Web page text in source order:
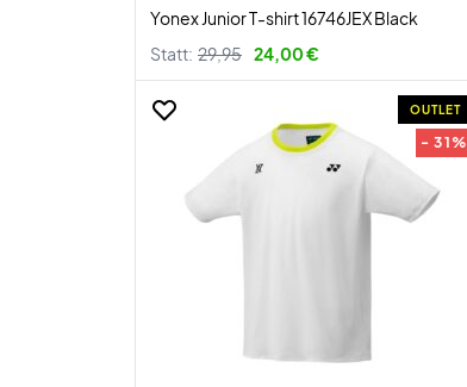
Yonex Junior T-shirt 16746JEX Black
Statt: 29,95 24,00 €
OUTLET
- 31%